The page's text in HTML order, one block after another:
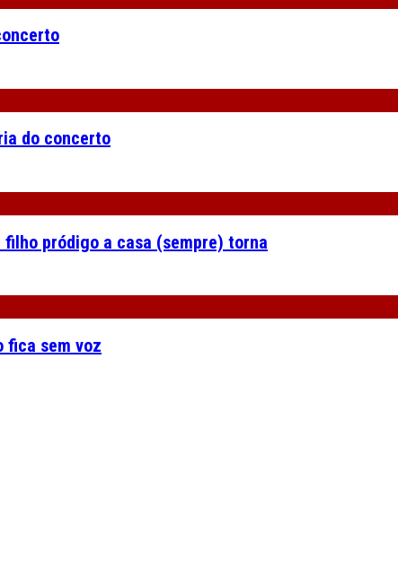
do concerto
filho pródigo a casa (sempre) torna
fica sem voz